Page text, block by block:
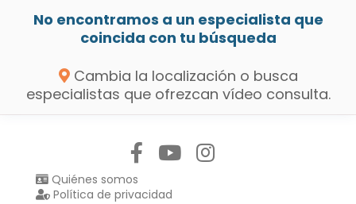
No encontramos a un especialista que
coincida con tu búsqueda
Cambia la localización o busca
especialistas que ofrezcan vídeo consulta.
Quiénes somos
Política de privacidad